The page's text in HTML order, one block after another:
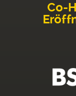
Co-